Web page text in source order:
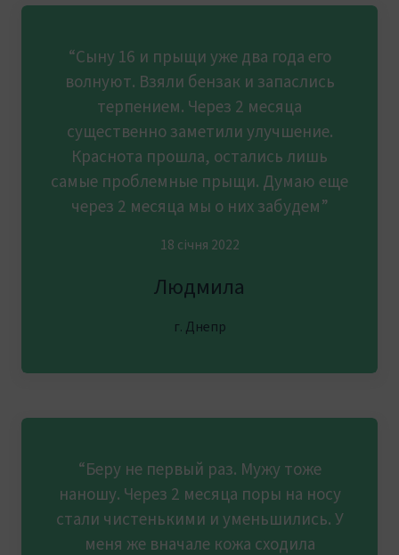
“Сыну 16 и прыщи уже два года его
волнуют. Взяли бензак и запаслись
терпением. Через 2 месяца
существенно заметили улучшение.
Краснота прошла, остались лишь
самые проблемные прыщи. Думаю еще
через 2 месяца мы о них забудем”
18 січня 2022
Людмила
г. Днепр
“Беру не первый раз. Мужу тоже
наношу. Через 2 месяца поры на носу
стали чистенькими и уменьшились. У
меня же вначале кожа сходила